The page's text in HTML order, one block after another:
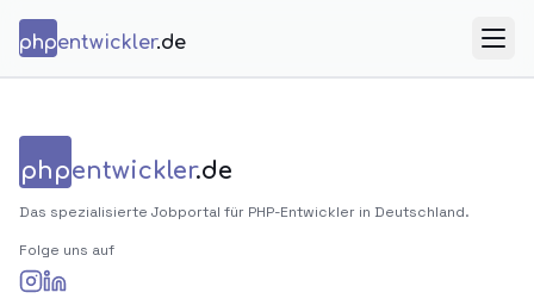
phpentwickler.de
phpentwickler.de
Das spezialisierte Jobportal für PHP-Entwickler in Deutschland.
Folge uns auf